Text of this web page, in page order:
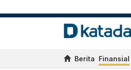
Berita Finansial